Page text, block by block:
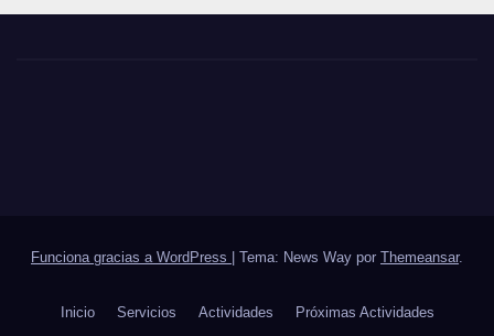
Funciona gracias a WordPress Tema: News Way por Themeansar.
Inicio Servicios Actividades Próximas Actividades